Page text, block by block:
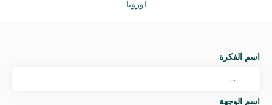
أوروبا
اسم الفكرة
اسم الوجهة